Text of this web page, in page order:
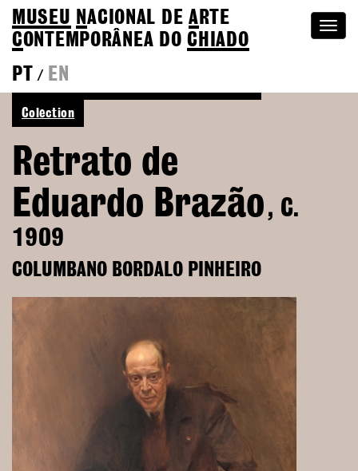
MUSEU NACIONAL DEA RTE
CONTEMPORÂNEA DOCHIADO
PT
/ EN
Colection
Retrato de
Eduardo Brazão , C.
1909
COLUMBANO BORDALO PINHEIRO